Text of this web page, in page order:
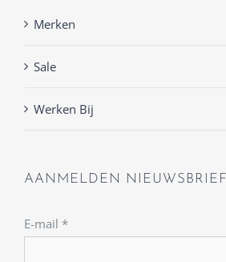
Merken
Sale
Werken Bij
AANMELDEN NIEUWSBRIEF
E-mail *